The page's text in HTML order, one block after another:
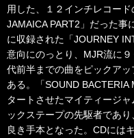
用した、１２インチレコー
JAMAICA PART2」だった事
に収録された「JOURNEY
意向にのっとり、MJR流に
代前半までの曲をピックア
ある。「SOUND BACTERIA
タートさせたマイティージ
ックステープの先駆者であ
良き手本となった。CDには